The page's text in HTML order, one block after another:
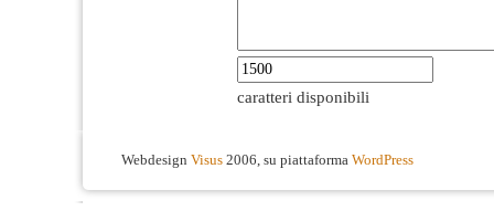
caratteri disponibili
Webdesign Visus 2006, su piattaforma WordPress